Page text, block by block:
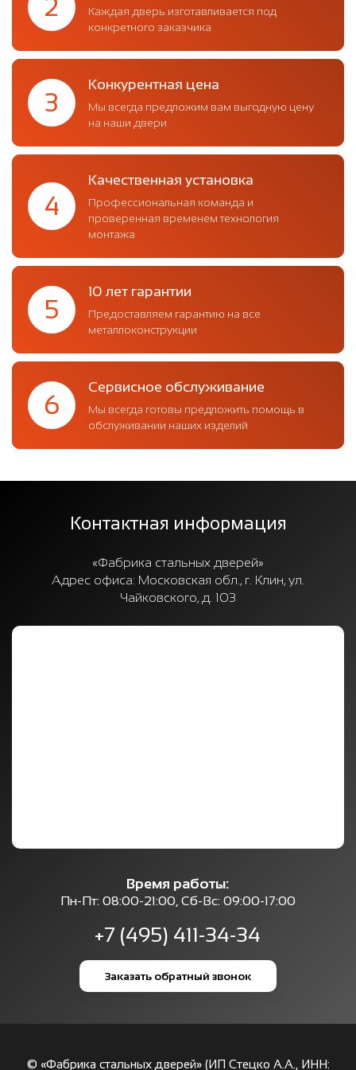
2
Каждая дверь изготавливается под
конкретного заказчика
3
Конкурентная цена
Мы всегда предложим вам выгодную цену
на наши двери
4
Качественная установка
Профессиональная команда и
проверенная временем технология
монтажа
5
10 лет гарантии
Предоставляем гарантию на все
металлоконструкции
6
Сервисное обслуживание
Мы всегда готовы предложить помощь в
обслуживании наших изделий
Контактная информация
«Фабрика стальных дверей»
Адрес офиса: Московская обл., г. Клин, ул.
Чайковского, д. 103
Время работы:
Пн-Пт: 08:00-21:00, Сб-Вс: 09:00-17:00
+7 (495) 411-34-34
Заказать обратный звонок
© «Фабрика стальных дверей» (ИП Стецко А.А., ИНН: